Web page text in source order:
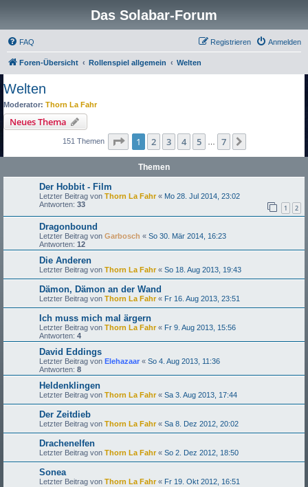
Das Solabar-Forum
FAQ Anmelden
Registrieren
Foren-Übersicht Rollenspiel allgemein Welten
Welten
Moderator: Thorn La Fahr
Neues Thema
151 Themen Seite 1von
1 2 3 4 5 7
Themen
Der Hobbit - Film
Letzter Beitrag von Thorn La Fahr« Mo 28. Jul 2014, 23:02
Antworten: 33 1 2
Dragonbound
Letzter Beitrag von Garbosch « So 30. Mär 2014, 16:23
Antworten: 12
Die Anderen
Letzter Beitrag von Thorn La Fahr« So 18. Aug 2013, 19:43
Dämon, Dämon an der Wand
Letzter Beitrag von Thorn La Fahr« Fr 16. Aug 2013, 23:51
Ich muss mich mal ärgern
Letzter Beitrag von Thorn La Fahr« Fr 9. Aug 2013, 15:56
Antworten: 4
David Eddings
Letzter Beitrag von Elehazaar « So 4. Aug 2013, 11:36
Antworten: 8
Heldenklingen
Letzter Beitrag von Thorn La Fahr« Sa 3. Aug 2013, 17:44
Der Zeitdieb
Letzter Beitrag von Thorn La Fahr« Sa 8. Dez 2012, 20:02
Drachenelfen
Letzter Beitrag von Thorn La Fahr« So 2. Dez 2012, 18:50
Sonea
Letzter Beitrag von Thorn La Fahr« Fr 19. Okt 2012, 16:51